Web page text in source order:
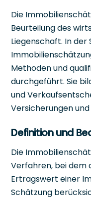
Die
Beurteilung des
Liegenschaft. In der
Methoden und
durchgeführt. Sie
und
Versicherungen
Definition und
Die
Verfahren, bei
Ertragswert einer
Schätzung